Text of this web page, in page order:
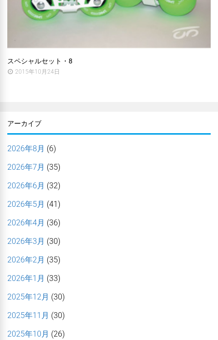
スペシャルセット・8
2015年10月24日
アーカイブ
2026年8月 (6)
2026年7月 (35)
2026年6月 (32)
2026年5月 (41)
2026年4月 (36)
2026年3月 (30)
2026年2月 (35)
2026年1月 (33)
2025年12月 (30)
2025年11月 (30)
2025年10月 (26)